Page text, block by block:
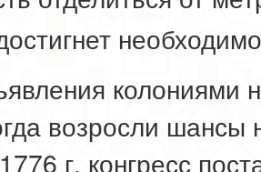
колониями
возросли
г. конгресс